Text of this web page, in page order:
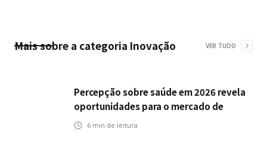
Mais sobre a categoria Inovação VER TUDO
Percepção sobre saúde em 2026 revela
oportunidades para o mercado de
seguros ampliar cobertura e prevenção
6 min de leitura